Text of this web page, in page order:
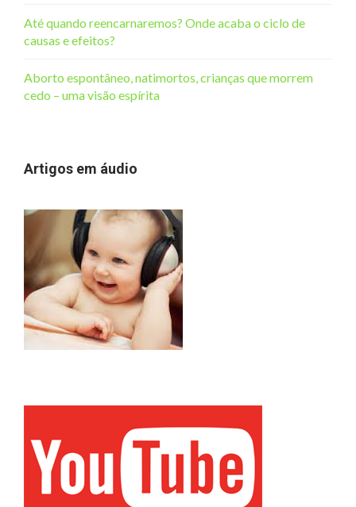
Até quando reencarnaremos? Onde acaba o ciclo de
causas e efeitos?
Aborto espontâneo, natimortos, crianças que morrem
cedo – uma visão espírita
Artigos em áudio